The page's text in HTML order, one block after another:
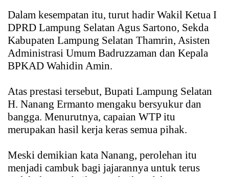
Dalam kesempatan itu, turut hadir Wakil Ketua I
DPRD Lampung Selatan Agus Sartono, Sekda
Kabupaten Lampung Selatan Thamrin, Asisten
Administrasi Umum Badruzzaman dan Kepala
BPKAD Wahidin Amin.
Atas prestasi tersebut, Bupati Lampung Selatan
H. Nanang Ermanto mengaku bersyukur dan
bangga. Menurutnya, capaian WTP itu
merupakan hasil kerja keras semua pihak.
Meski demikian kata Nanang, perolehan itu
menjadi cambuk bagi jajarannya untuk terus